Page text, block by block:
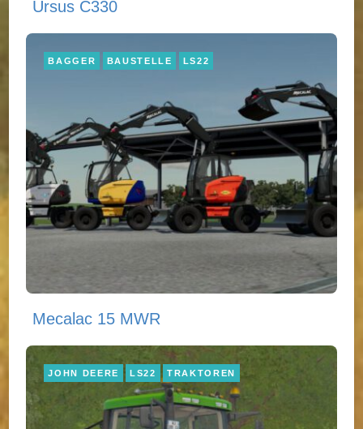
Ursus C330
BAGGER BAUSTELLE LS22
Mecalac 15 MWR
JOHN DEERE LS22 TRAKTOREN